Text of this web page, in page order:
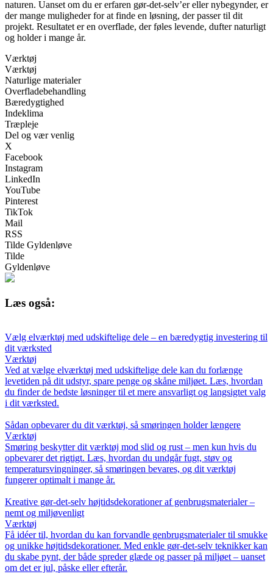
naturen. Uanset om du er erfaren gør-det-selv’er eller nybegynder, er
der mange muligheder for at finde en løsning, der passer til dit
projekt. Resultatet er en overflade, der føles levende, dufter naturligt
og holder i mange år.
Værktøj
Værktøj
Naturlige materialer
Overfladebehandling
Bæredygtighed
Indeklima
Træpleje
Del og vær venlig
X
Facebook
Instagram
LinkedIn
YouTube
Pinterest
TikTok
Mail
RSS
Tilde Gyldenløve
Tilde
Gyldenløve
Læs også:
Vælg elværktøj med udskiftelige dele – en bæredygtig investering til
dit værksted
Værktøj
Ved at vælge elværktøj med udskiftelige dele kan du forlænge
levetiden på dit udstyr, spare penge og skåne miljøet. Læs, hvordan
du finder de bedste løsninger til et mere ansvarligt og langsigtet valg
i dit værksted.
Sådan opbevarer du dit værktøj, så smøringen holder længere
Værktøj
Smøring beskytter dit værktøj mod slid og rust – men kun hvis du
opbevarer det rigtigt. Læs, hvordan du undgår fugt, støv og
temperatursvingninger, så smøringen bevares, og dit værktøj
fungerer optimalt i mange år.
Kreative gør-det-selv højtidsdekorationer af genbrugsmaterialer –
nemt og miljøvenligt
Værktøj
Få idéer til, hvordan du kan forvandle genbrugsmaterialer til smukke
og unikke højtidsdekorationer. Med enkle gør-det-selv teknikker kan
du skabe pynt, der både spreder glæde og passer på miljøet – uanset
om det er jul, påske eller efterår.